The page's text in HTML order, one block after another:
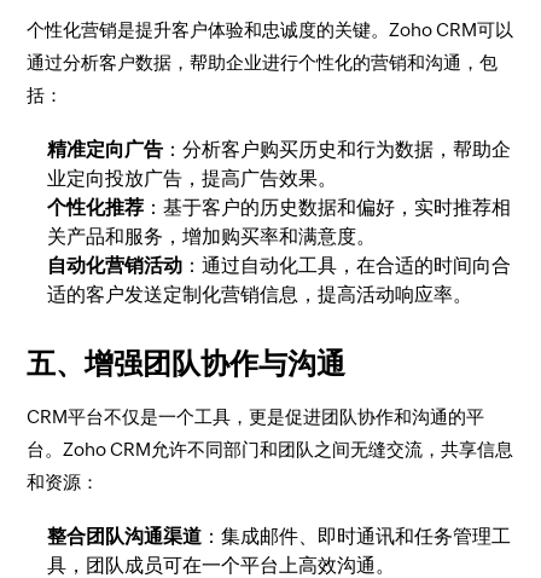
个性化营销是提升客户体验和忠诚度的关键。Zoho CRM可以
通过分析客户数据，帮助企业进行个性化的营销和沟通，包
括：
精准定向广告 ：分析客户购买历史和行为数据，帮助企
业定向投放广告，提高广告效果。
个性化推荐 ：基于客户的历史数据和偏好，实时推荐相
关产品和服务，增加购买率和满意度。
自动化营销活动 ：通过自动化工具，在合适的时间向合
适的客户发送定制化营销信息，提高活动响应率。
五、增强团队协作与沟通
CRM平台不仅是一个工具，更是促进团队协作和沟通的平
台。Zoho CRM允许不同部门和团队之间无缝交流，共享信息
和资源：
整合团队沟通渠道 ：集成邮件、即时通讯和任务管理工
具，团队成员可在一个平台上高效沟通。